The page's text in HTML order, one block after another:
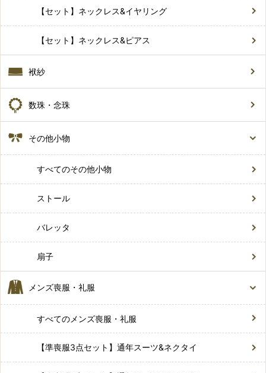
【セット】ネックレス&イヤリング
【セット】ネックレス&ピアス
袱紗
数珠・念珠
その他小物
すべてのその他小物
ストール
バレッタ
扇子
メンズ喪服・礼服
すべてのメンズ喪服・礼服
【準喪服3点セット】通年スーツ&ネクタイ